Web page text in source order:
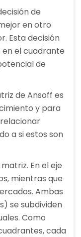
de
en otro
Esta decisión
en el cuadrante
de
de Ansoff es
y para
a si estos son
En el eje
mientras que
Ambas
se subdividen
Como
cada